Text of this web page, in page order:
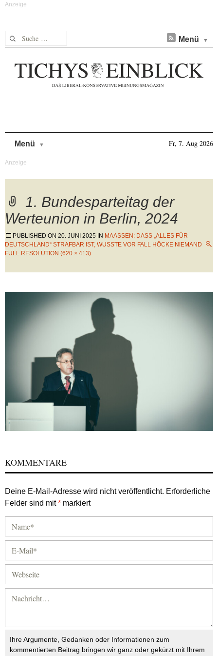
Suche nach: Menü
Menü Fr, 7. Aug 2026
1. Bundesparteitag der
Werteunion in Berlin, 2024
PUBLISHED ON 20. JUNI 2025 IN MAASSEN: DASS „ALLES FÜR D
EUTSCHLAND“ STRAFBAR IST, WUSSTE VOR FALL HÖCKE NIEMAND
FULL RESOLUTION (620 × 413)
KOMMENTARE
Deine E-Mail-Adresse wird nicht veröffentlicht. Erforderliche
Felder sind mit* markiert
Ihre Argumente, Gedanken oder Informationen zum
kommentierten Beitrag bringen wir ganz oder gekürzt mit Ihrem